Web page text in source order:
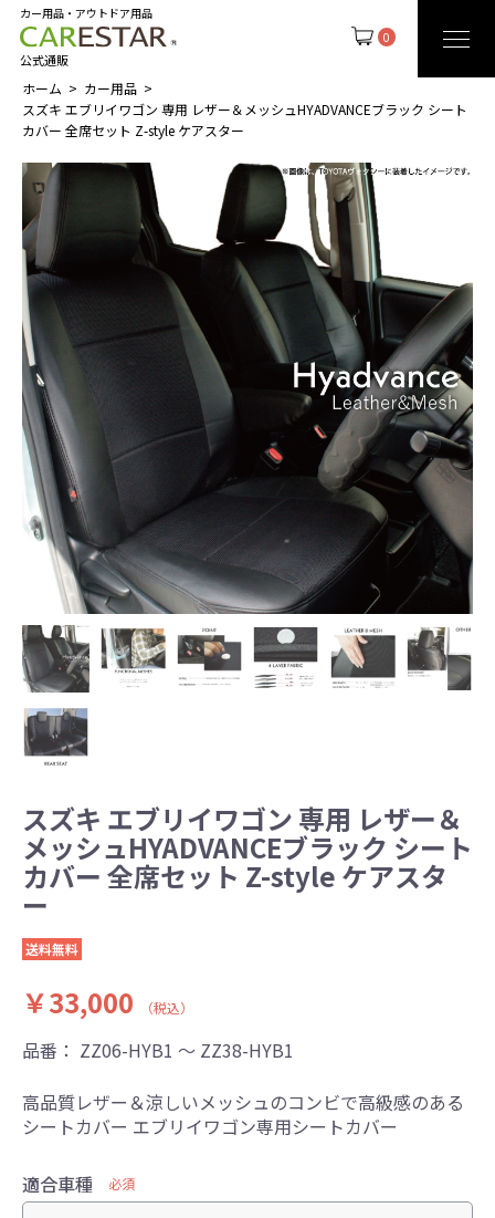
0
カー用品・アウトドア用品
公式通販
ホーム
カー用品
スズキ エブリイワゴン 専用 レザー＆メッシュHYADVANCEブラック シート
カバー 全席セット Z-style ケアスター
スズキ エブリイワゴン 専用 レザー＆
メッシュHYADVANCEブラック シート
カバー 全席セット Z-style ケアスタ
ー
送料無料
￥33,000 （税込）
品番： ZZ06-HYB1 ～ ZZ38-HYB1
高品質レザー＆涼しいメッシュのコンビで高級感のある
シートカバー エブリイワゴン専用シートカバー
適合車種 必須